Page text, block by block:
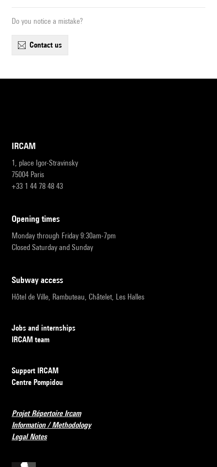
Do you notice a mistake?
contact us
IRCAM
1, place Igor-Stravinsky
75004 Paris
+33 1 44 78 48 43
opening times
Monday through Friday 9:30am-7pm
Closed Saturday and Sunday
subway access
Hôtel de Ville, Rambuteau, Châtelet, Les Halles
Jobs and internships
IRCAM team
Support IRCAM
Centre Pompidou
Projet Répertoire Ircam
Information / Methodology
Legal Notes